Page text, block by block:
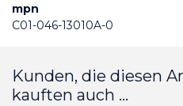
mpn
C01-046-13010A-0
Kunden, die diesen
kauften auch ...